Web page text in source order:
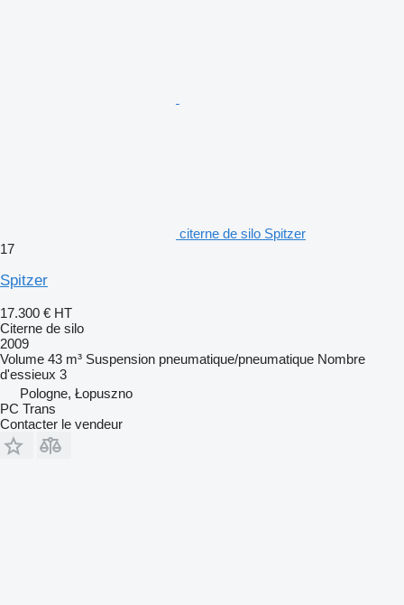
citerne de silo Spitzer
17
Spitzer
17.300 € HT
Citerne de silo
2009
Volume 43 m³ Suspension pneumatique/pneumatique Nombre
d'essieux 3
Pologne, Łopuszno
PC Trans
Contacter le vendeur